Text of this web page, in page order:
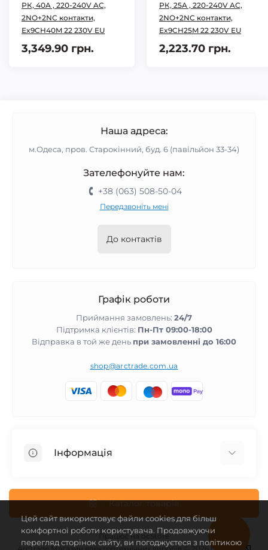
РК, 40A , 220-240V AC,
2NO+2NC контакти,
Ex9CH40M 22 230V EU
3,349.90 грн.
РК, 25A , 220-240V AC,
2NO+2NC контакти,
Ex9CH25M 22 230V EU
2,223.70 грн.
Наша адреса:
м.Одеса, пров. Старокінний, буд. 6 (павільйон 33-34)
Зателефонуйте нам:
+38 (063) 508-50-04
Передзвоніть мені
До контактів
Графік роботи
Приймання замовлень: 24/7
Підтримка клієнтів: Пн-Пт 09:00-18:00
Відправка в той же день при замовленні до 16:00
shop@arctrade.com.ua
Інформація
Співпраця з нами
Про магазин
Доставка і оплата
Каталог товарів
Працює наocStore
Цей сайт використовує файли cookies для більш
комфортної роботи користувача. Продовжуючи
перегляд сторінок сайту, ви погоджуєтеся з політикою